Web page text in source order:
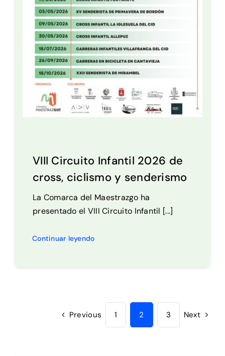
VIII Circuito Infantil 2026 de
cross, ciclismo y senderismo
La Comarca del Maestrazgo ha
presentado el VIII Circuito Infantil [...]
Continuar leyendo
Previous 1 2 3 Next